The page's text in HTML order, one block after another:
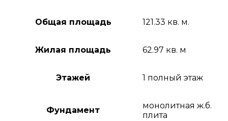
Общая площадь 121.33 кв. м.
Жилая площадь 62.97 кв. м
Этажей 1 полный этаж
Фундамент
монолитная ж.б.
плита